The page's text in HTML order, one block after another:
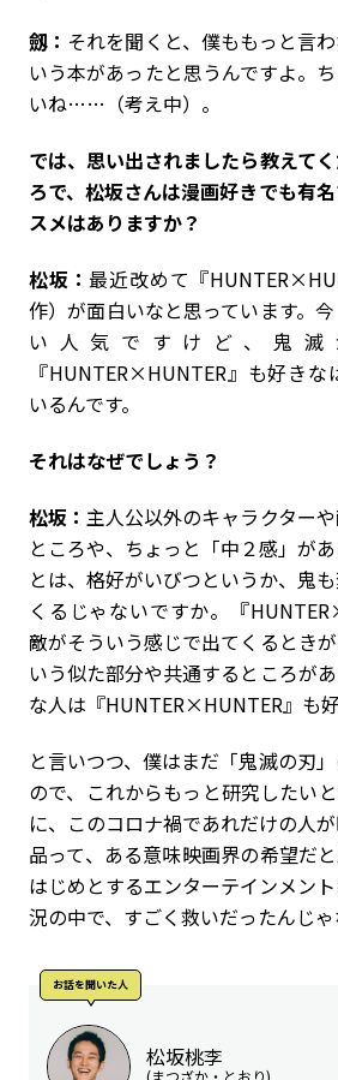
劔： それを聞くと、僕ももっと言
いう本があったと思うんですよ。
いね……（考え中）。
――では、思い出されましたら教えて
ろで、松坂さんは漫画好きでも有
スメはありますか？
松坂：最近改めて『
作）が面白いなと思っています。
い人気ですけど、鬼滅
『HUNTER×HUNTER』も好き
いるんです。
――それはなぜでしょう？
松坂：主人公以外のキャラクター
ところや、ちょっと「中２感」が
とは、格好がいびつというか、鬼
くるじゃないですか。『
敵がそういう感じで出てくるとき
いう似た部分や共通するところが
な人は『HUNTER×HUNTER』も
と言いつつ、僕はまだ「鬼滅の刃
ので、これからもっと研究したい
に、このコロナ禍であれだけの人
品って、ある意味映画界の希望だ
はじめとするエンターテインメン
況の中で、すごく救いだったんじゃ
お話を聞いた⼈
松坂桃李
(まつざか・とおり)